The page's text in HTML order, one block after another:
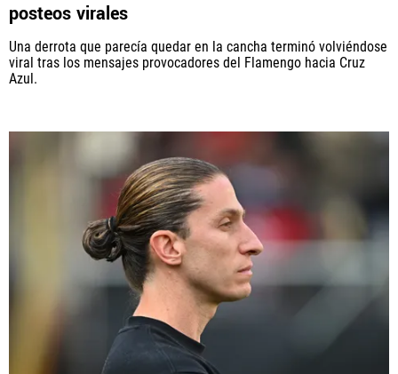
posteos virales
Una derrota que parecía quedar en la cancha terminó volviéndose
viral tras los mensajes provocadores del Flamengo hacia Cruz
Azul.